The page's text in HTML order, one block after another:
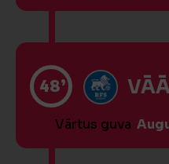
48’
Vārtus guva